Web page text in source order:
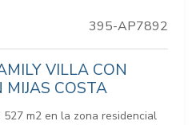
395-AP7892
VILLA CON
MIJAS COSTA
m2 en la zona residencial